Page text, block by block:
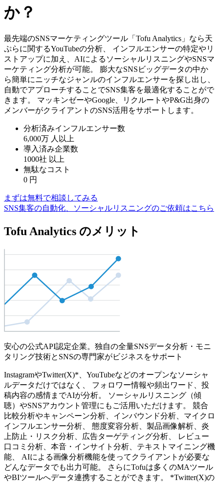
か？
最先端のSNSマーケティングツール「Tofu Analytics」なら天
ぷらに関するYouTubeの分析、 インフルエンサーの特定やリ
ストアップに加え、AIによるソーシャルリスニングやSNSマ
ーケティング分析が可能。 膨大なSNSビッグデータの中か
ら簡単にニッチなジャンルのインフルエンサーを探し出し、
自動でアプローチすることでSNS集客を最適化することがで
きます。 マッキンゼーやGoogle、リクルートやP&G出身の
メンバーがクライアントのSNS活用をサポートします。
分析済みインフルエンサー数
6,000万 人以上
導入済み企業数
1000社 以上
無駄なコスト
0 円
まずは無料で相談してみる
SNS集客の自動化、ソーシャルリスニングのご依頼はこちら
Tofu Analytics のメリット
安心の公式API認定企業。独自の全量SNSデータ分析・モニ
タリング技術とSNSの専門家がビジネスをサポート
InstagramやTwitter(X)*、YouTubeなどのオープンなソーシャ
ルデータだけではなく、 フォロワー情報や頻出ワード、投
稿内容の感情までAIが分析。 ソーシャルリスニング（傾
聴）やSNSアカウント管理にもご活用いただけます。 競合
比較分析やキャンペーン分析、インバウンド分析、マイクロ
インフルエンサー分析、 態度変容分析、製品画像解析、炎
上防止・リスク分析、広告ターゲティング分析、 レビュー
口コミ分析、本音・インサイト分析、テキストマイニング機
能、 AIによる画像分析機能を使ってクライアントが必要な
どんなデータでも出力可能。 さらにTofuは多くのMAツール
やBIツールへデータ連携することができます。 *Twitter(X)の